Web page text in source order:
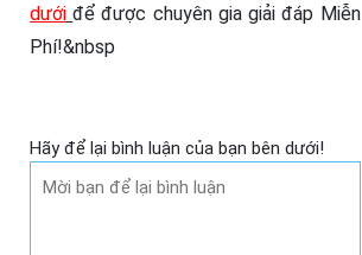
dưới để được chuyên gia giải đáp Miễn
Phí!&nbsp
Hãy để lại bình luận của bạn bên dưới!